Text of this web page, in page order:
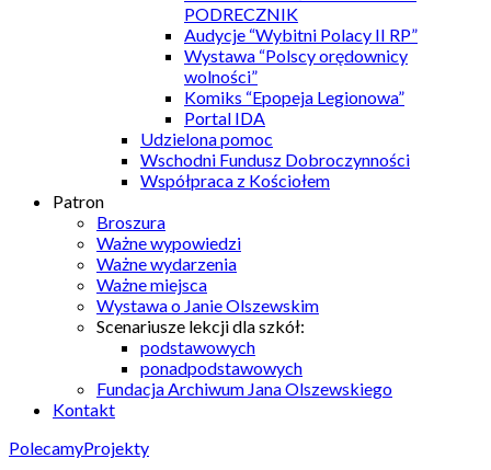
PODRECZNIK
Audycje “Wybitni Polacy II RP”
Wystawa “Polscy orędownicy
wolności”
Komiks “Epopeja Legionowa”
Portal IDA
Udzielona pomoc
Wschodni Fundusz Dobroczynności
Współpraca z Kościołem
Patron
Broszura
Ważne wypowiedzi
Ważne wydarzenia
Ważne miejsca
Wystawa o Janie Olszewskim
Scenariusze lekcji dla szkół:
podstawowych
ponadpodstawowych
Fundacja Archiwum Jana Olszewskiego
Kontakt
PolecamyProjekty